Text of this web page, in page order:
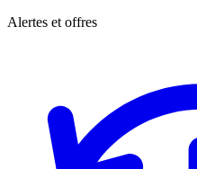
Alertes et offres